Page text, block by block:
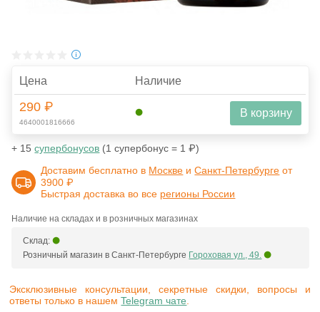
Цена Наличие
290 ₽
4640001816666
В корзину
+ 15супербонусов (1 супербонус = 1 ₽)
Доставим бесплатно в Москве иСанкт-Петербурге от
3900 ₽
Быстрая доставка во все регионы России
Наличие на складах и в розничных магазинах
Склад:
Розничный магазин в Санкт-Петербурге Гороховая ул., 49.
Эксклюзивные консультации, секретные скидки, вопросы и
ответы только в нашемTelegram чате